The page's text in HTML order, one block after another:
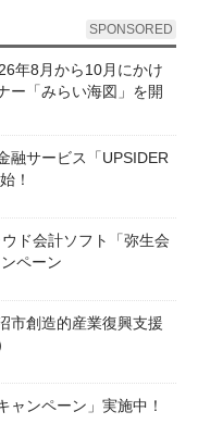
SPONSORED
年8月から10月にかけ
ー「みらい海図」を開
融サービス「UPSIDER
！
ド会計ソフト「弥生会
ペーン
市創造的産業復興支援
ャンペーン」実施中！